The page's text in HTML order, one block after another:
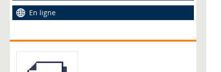
En ligne